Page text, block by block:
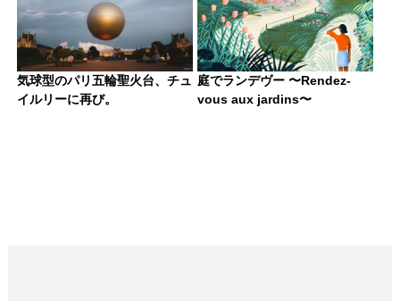
気球型のパリ五輪聖火台、チュ
イルリーに再び。
庭でランデヴー 〜Rendez-
vous aux jardins〜